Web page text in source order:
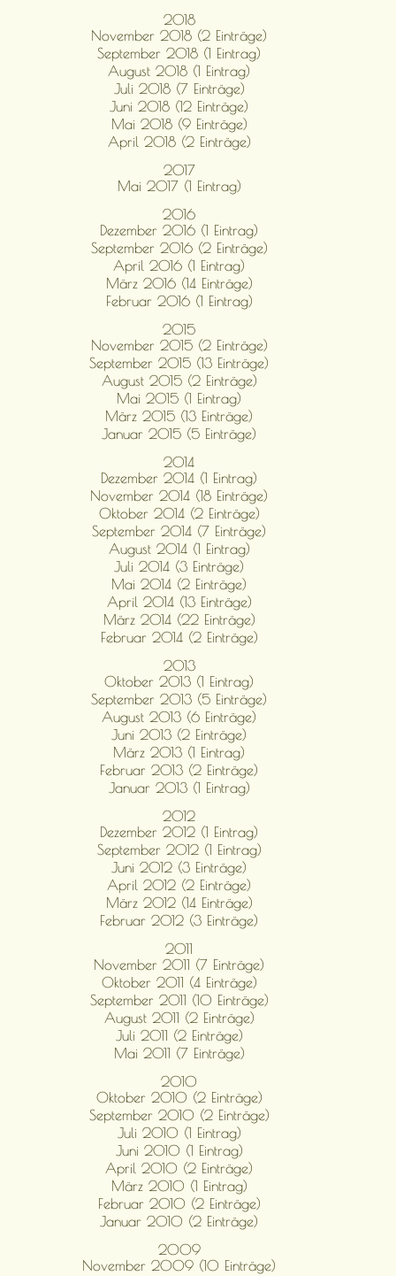
2018
November 2018 (2 Einträge)
September 2018 (1 Eintrag)
August 2018 (1 Eintrag)
Juli 2018 (7 Einträge)
Juni 2018 (12 Einträge)
Mai 2018 (9 Einträge)
April 2018 (2 Einträge)
2017
Mai 2017 (1 Eintrag)
2016
Dezember 2016 (1 Eintrag)
September 2016 (2 Einträge)
April 2016 (1 Eintrag)
März 2016 (14 Einträge)
Februar 2016 (1 Eintrag)
2015
November 2015 (2 Einträge)
September 2015 (13 Einträge)
August 2015 (2 Einträge)
Mai 2015 (1 Eintrag)
März 2015 (13 Einträge)
Januar 2015 (5 Einträge)
2014
Dezember 2014 (1 Eintrag)
November 2014 (18 Einträge)
Oktober 2014 (2 Einträge)
September 2014 (7 Einträge)
August 2014 (1 Eintrag)
Juli 2014 (3 Einträge)
Mai 2014 (2 Einträge)
April 2014 (13 Einträge)
März 2014 (22 Einträge)
Februar 2014 (2 Einträge)
2013
Oktober 2013 (1 Eintrag)
September 2013 (5 Einträge)
August 2013 (6 Einträge)
Juni 2013 (2 Einträge)
März 2013 (1 Eintrag)
Februar 2013 (2 Einträge)
Januar 2013 (1 Eintrag)
2012
Dezember 2012 (1 Eintrag)
September 2012 (1 Eintrag)
Juni 2012 (3 Einträge)
April 2012 (2 Einträge)
März 2012 (14 Einträge)
Februar 2012 (3 Einträge)
2011
November 2011 (7 Einträge)
Oktober 2011 (4 Einträge)
September 2011 (10 Einträge)
August 2011 (2 Einträge)
Juli 2011 (2 Einträge)
Mai 2011 (7 Einträge)
2010
Oktober 2010 (2 Einträge)
September 2010 (2 Einträge)
Juli 2010 (1 Eintrag)
Juni 2010 (1 Eintrag)
April 2010 (2 Einträge)
März 2010 (1 Eintrag)
Februar 2010 (2 Einträge)
Januar 2010 (2 Einträge)
2009
November 2009 (10 Einträge)